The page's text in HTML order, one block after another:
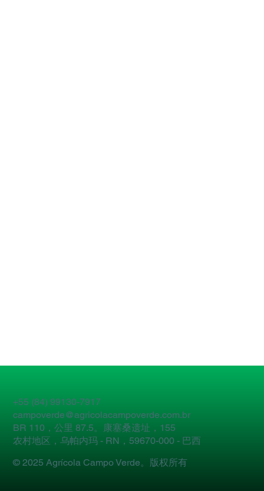
+55 (84) 99130-7917
campoverde@agricolacampoverde.com.br
BR 110，公里 87.5。康塞桑遗址，155
农村地区，乌帕内玛 - RN，59670-000 - 巴西
© 2025 Agrícola Campo Verde。版权所有